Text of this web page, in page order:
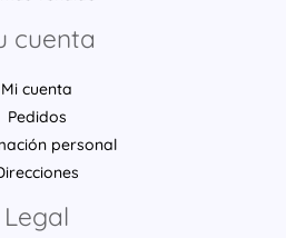
cuenta
Mi cuenta
Pedidos
personal
Legal